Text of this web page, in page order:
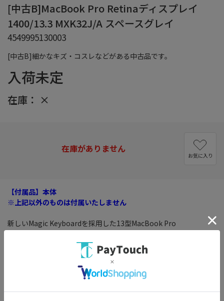
[中古B]細かなキズ・コスレなどがある中古品です。
[中古B]MacBook Pro Retinaディスプレイ
1400/13.3 MXK32J/A スペースグレイ
4549995130003
入荷未定
在庫： ×
在庫がありません
お気に入り
【付属品】本体
※上記以外のものは付属いたしません
新しいMagic Keyboardを採用した13型MacBook Pro
CPU： 第8世代 Core i5/1.4GHz/4コア
メモリ規格： LPDDR3 PC3-17000
液晶サイズ： 13.3 インチ